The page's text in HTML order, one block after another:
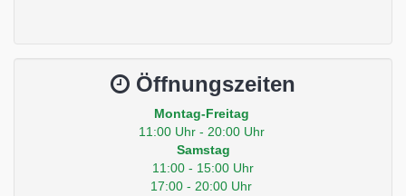
Öffnungszeiten
Montag-Freitag
11:00 Uhr - 20:00 Uhr
Samstag
11:00 - 15:00 Uhr
17:00 - 20:00 Uhr